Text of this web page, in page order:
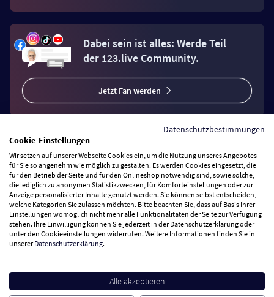
Dabei sein ist alles: Werde Teil
der 123.live Community.
Jetzt Fan werden
Vertrag widerrufen
Zahlungsarten
Wir versenden mit
Besuchen Sie uns
Datenschutzbestimmungen
Cookie-Einstellungen
Wir setzen auf unserer Webseite Cookies ein, um die Nutzung unseres Angebotes
für Sie so angenehm wie möglich zu gestalten. Es werden Cookies eingesetzt, die
für den Betrieb der Seite und für den Onlineshop notwendig sind, sowie solche,
die lediglich zu anonymen Statistikzwecken, für Komforteinstellungen oder zur
Anzeige personalisierter Inhalte genutzt werden. Sie können selbst entscheiden,
welche Kategorien Sie zulassen möchten. Bitte beachten Sie, dass auf Basis Ihrer
Einstellungen womöglich nicht mehr alle Funktionalitäten der Seite zur Verfügung
stehen. Ihre Einwilligung können Sie jederzeit in der Datenschutzerklärung oder
unter den Cookieeinstellungen widerrufen. Weitere Informationen finden Sie in
unsererDatenschutzerklärung.
Alle akzeptieren